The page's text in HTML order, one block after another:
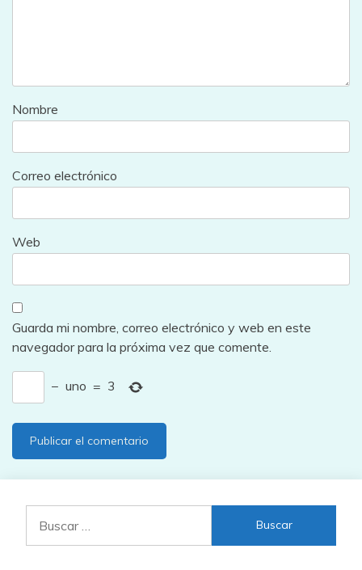
Nombre
Correo electrónico
Web
Guarda mi nombre, correo electrónico y web en este
navegador para la próxima vez que comente.
− uno = 3